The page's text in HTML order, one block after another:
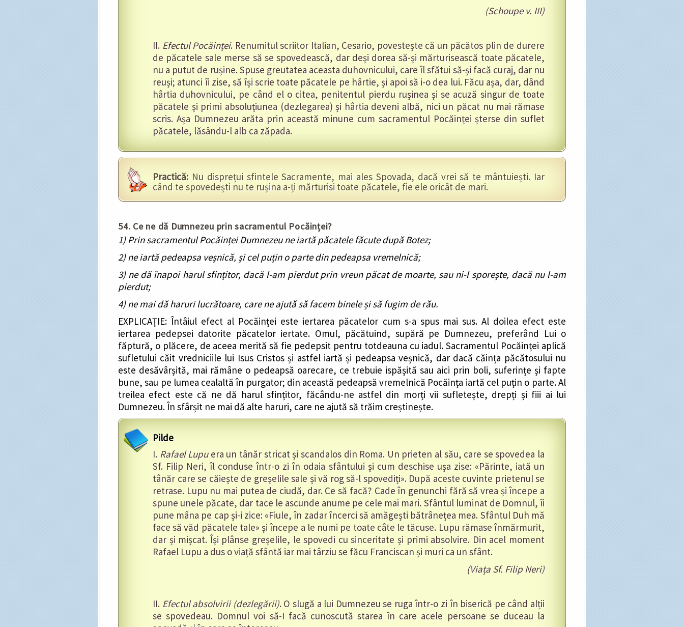
(Schoupe v. III)
II. Efectul Pocăinței. Renumitul scriitor Italian, Cesario, povestește că un păcătos plin de durere
de păcatele sale merse să se spovedească, dar deși dorea să-și mărturisească toate păcatele,
nu a putut de rușine. Spuse greutatea aceasta duhovnicului, care îl sfătui să-și facă curaj, dar nu
reuși; atunci îi zise, să își scrie toate păcatele pe hârtie, și apoi să i-o dea lui. Făcu așa, dar, dând
hârtia duhovnicului, pe când el o citea, penitentul pierdu rușinea și se acuză singur de toate
păcatele și primi absoluțiunea (dezlegarea) și hârtia deveni albă, nici un păcat nu mai rămase
scris. Așa Dumnezeu arăta prin această minune cum sacramentul Pocăinței șterse din suflet
păcatele, lăsându-l alb ca zăpada.
Practică:Nu disprețui sfintele Sacramente, mai ales Spovada, dacă vrei să te mântuiești. Iar
când te spovedești nu te rușina a-ți mărturisi toate păcatele, fie ele oricât de mari.
54. Ce ne dă Dumnezeu prin sacramentul Pocăinței?
1) Prin sacramentul Pocăinței Dumnezeu ne iartă păcatele făcute după Botez;
2) ne iartă pedeapsa veșnică, și cel puțin o parte din pedeapsa vremelnică;
3) ne dă înapoi harul sfințitor, dacă l-am pierdut prin vreun păcat de moarte, sau ni-l sporește, dacă nu l-am
pierdut;
4) ne mai dă haruri lucrătoare, care ne ajută să facem binele și să fugim de rău.
EXPLICAȚIE: Întâiul efect al Pocăinței este iertarea păcatelor cum s-a spus mai sus. Al doilea efect este
iertarea pedepsei datorite păcatelor iertate. Omul, păcătuind, supără pe Dumnezeu, preferând Lui o
făptură, o plăcere, de aceea merită să fie pedepsit pentru totdeauna cu iadul. Sacramentul Pocăinței aplică
sufletului căit vredniciile lui Isus Cristos și astfel iartă și pedeapsa veșnică, dar dacă căința păcătosului nu
este desăvârșită, mai rămâne o pedeapsă oarecare, ce trebuie ispășită sau aici prin boli, suferințe și fapte
bune, sau pe lumea cealaltă în purgator; din această pedeapsă vremelnică Pocăința iartă cel puțin o parte. Al
treilea efect este că ne dă harul sfințitor, făcându-ne astfel din morți vii sufletește, drepți și fiii ai lui
Dumnezeu. În sfârșit ne mai dă alte haruri, care ne ajută să trăim creștinește.
Pilde
I. Rafael Lupuera un tânăr stricat și scandalos din Roma. Un prieten al său, care se spovedea la
Sf. Filip Neri, îl conduse într-o zi în odaia sfântului și cum deschise ușa zise: «Părinte, iată un
tânăr care se căiește de greșelile sale și vă rog să-l spovediți». După aceste cuvinte prietenul se
retrase. Lupu nu mai putea de ciudă, dar. Ce să facă? Cade în genunchi fără să vrea și începe a
spune unele păcate, dar tace le ascunde anume pe cele mai mari. Sfântul luminat de Domnul, îi
pune mâna pe cap și-i zice: «Fiule, în zadar încerci să amăgești bătrânețea mea. Sfântul Duh mă
face să văd păcatele tale» și începe a le numi pe toate câte le tăcuse. Lupu rămase înmărmurit,
dar și mișcat. Își plânse greșelile, le spovedi cu sinceritate și primi absolvire. Din acel moment
Rafael Lupu a dus o viață sfântă iar mai târziu se făcu Franciscan și muri ca un sfânt.
(Viața Sf. Filip Neri)
II. Efectul absolvirii (dezlegării). O slugă a lui Dumnezeu se ruga într-o zi în biserică pe când alții
se spovedeau. Domnul voi să-I facă cunoscută starea în care acele persoane se duceau la